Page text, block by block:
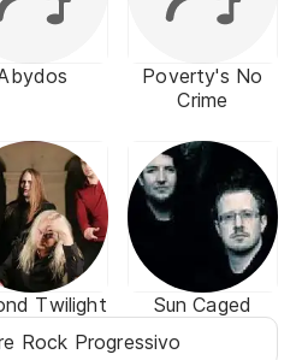
Poverty's No
Crime
Twilight
Sun Caged
Rock Progressivo